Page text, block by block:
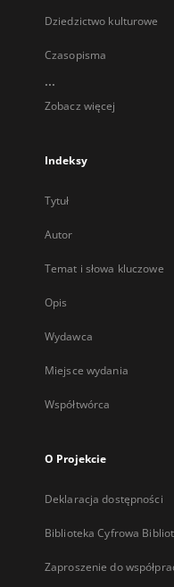
Dziedzictwo kulturowe
Czasopisma
...
Zobacz więcej
Indeksy
Tytuł
Autor
Temat i słowa kluczowe
Opis
Wydawca
Miejsce wydania
Współtwórca
O Projekcie
Deklaracja dostępności
Biblioteka Cyfrowa
Zaproszenie do